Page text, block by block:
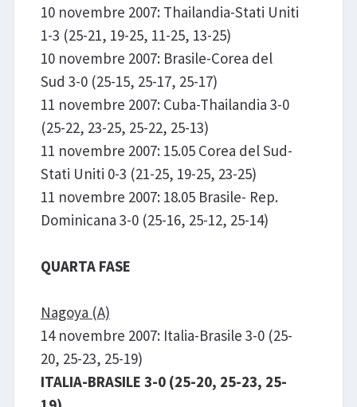
10 novembre 2007: Thailandia-Stati Uniti
1-3 (25-21, 19-25, 11-25, 13-25)
10 novembre 2007: Brasile-Corea del
Sud 3-0 (25-15, 25-17, 25-17)
11 novembre 2007: Cuba-Thailandia 3-0
(25-22, 23-25, 25-22, 25-13)
11 novembre 2007: 15.05 Corea del Sud-
Stati Uniti 0-3 (21-25, 19-25, 23-25)
11 novembre 2007: 18.05 Brasile- Rep.
Dominicana 3-0 (25-16, 25-12, 25-14)
QUARTA FASE
Nagoya (A)
14 novembre 2007: Italia-Brasile 3-0 (25-
20, 25-23, 25-19)
ITALIA-BRASILE 3-0 (25-20, 25-23, 25-